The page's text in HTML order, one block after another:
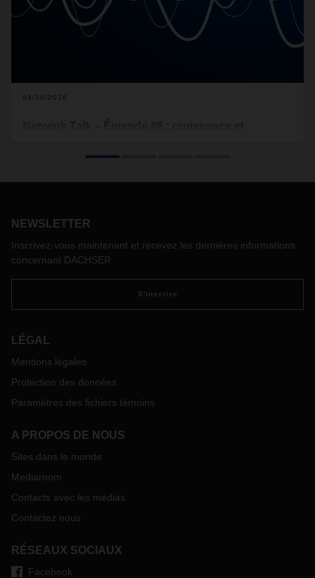
04/20/2026
Talk, nous nous entretenons avec Celestino Silva, Managing
Ibérique, ainsi que de l'intégration complète de la business
NEWSLETTER
Inscrivez-vous maintenant et recevez les dernières informations
concernant DACHSER
S'inscrire
LÉGAL
Mentions légales
Protection des données
Paramètres des fichiers témoins
A PROPOS DE NOUS
Sites dans le monde
Mediaroom
Contacts avec les médias
Contactez nous
RÉSEAUX SOCIAUX
Facebook